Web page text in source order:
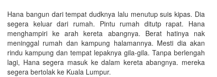
Hana bangun dari tempat dudknya lalu menutup suis kipas. Dia
segera keluar dari rumah. Pintu rumah ditutp rapat. Hana
menghampiri ke arah kereta abangnya. Berat hatinya nak
meninggal rumah dan kampung halamannya. Mesti dia akan
rindu kampung dan tempat lepaknya gila-gila. Tanpa berlengah
lagi, Hana segera masuk ke dalam kereta abangnya. mereka
segera bertolak ke Kuala Lumpur.